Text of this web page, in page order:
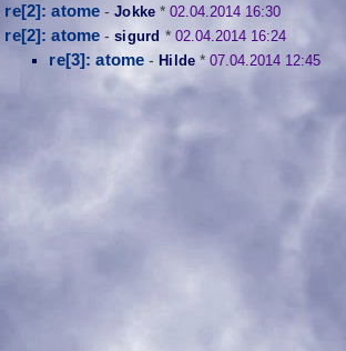
re[2]: atome -Jokke *02.04.2014 16:30
re[2]: atome -sigurd * 02.04.2014 16:24
re[3]: atome - Hilde *07.04.2014 12:45